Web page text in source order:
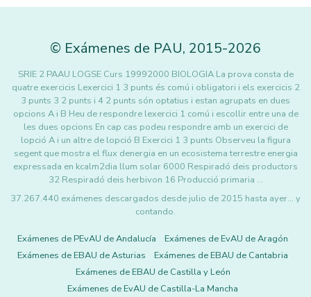
© Exámenes de PAU, 2015-2026
SRIE 2 PAAU LOGSE Curs 19992000 BIOLOGIA La prova consta de
quatre exercicis Lexercici 1 3 punts és comú i obligatori i els exercicis 2
3 punts 3 2 punts i 4 2 punts són optatius i estan agrupats en dues
opcions A i B Heu de respondre lexercici 1 comú i escollir entre una de
les dues opcions En cap cas podeu respondre amb un exercici de
lopció A i un altre de lopció B Exercici 1 3 punts Observeu la figura
segent que mostra el flux denergia en un ecosistema terrestre energia
expressada en kcalm2dia llum solar 6000 Respiradó deis productors
32 Respiradó deis herbivon 16 Producció primaria …
37.267.440 exámenes descargados desde julio de 2015 hasta ayer... y
contando.
Exámenes de PEvAU de Andalucía
Exámenes de EvAU de Aragón
Exámenes de EBAU de Asturias
Exámenes de EBAU de Cantabria
Exámenes de EBAU de Castilla y León
Exámenes de EvAU de Castilla-La Mancha